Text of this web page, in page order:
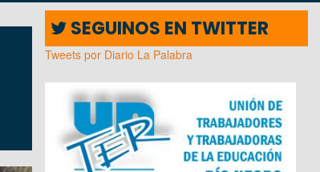
SEGUINOS EN TWITTER
Tweets por Diario La Palabra